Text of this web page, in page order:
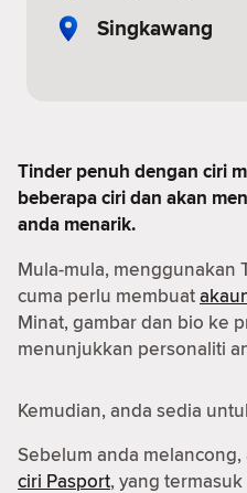
Singkawang
Tinder penuh dengan ciri
beberapa ciri dan akan
anda menarik.
Mula-mula, menggunakan
cuma perlu membuat
Minat, gambar dan bio ke
menunjukkan personaliti
Kemudian, anda sedia
Sebelum anda
ciri Pasport, yang